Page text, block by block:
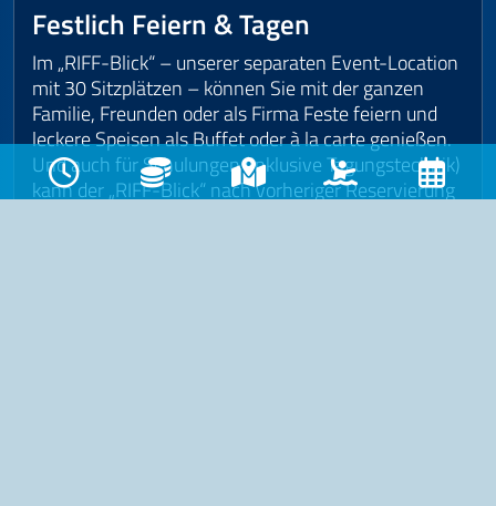
Festlich Feiern & Tagen
Im „RIFF-Blick“ – unserer separaten Event-Location
mit 30 Sitzplätzen – können Sie mit der ganzen
Familie, Freunden oder als Firma Feste feiern und
leckere Speisen als Buffet oder à la carte genießen.
Und auch für Schulungen (inklusive Tagungstechnik)
kann der „RIFF-Blick“ nach vorheriger Reservierung